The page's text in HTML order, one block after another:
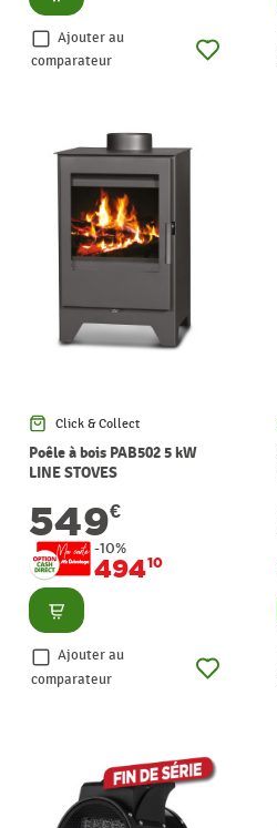
Ajouter au
comparateur
Click & Collect
Poêle à bois PAB502 5 kW
LINE STOVES
549€
-10%
49410
Consulter
Ajouter au
comparateur